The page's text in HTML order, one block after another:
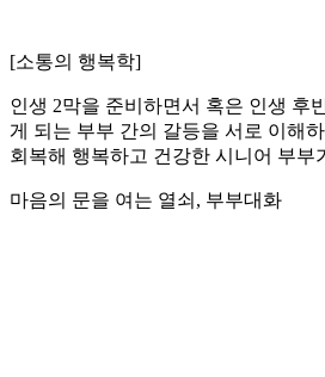
[소통의 행복학]
인생 2막을 준비하면서 혹은 인생 후
게 되는 부부 간의 갈등을 서로 이해
회복해 행복하고 건강한 시니어 부부
마음의 문을 여는 열쇠, 부부대화